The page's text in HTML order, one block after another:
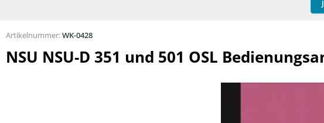
NSU NSU-D 351 und 501 OSL
Artikelnummer:WK-0428